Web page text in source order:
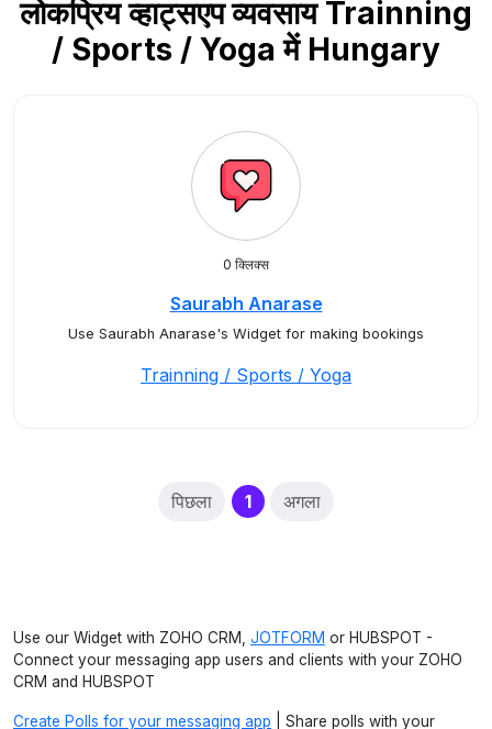
लोकप्रिय व्हाट्सएप व्यवसाय Trainning
/ Sports / Yoga में Hungary
0 क्लिक्स
Saurabh Anarase
Use Saurabh Anarase's Widget for making bookings
Trainning / Sports / Yoga
पिछला 1(current)
अगला
Use our Widget with ZOHO CRM, JOTFORM or HUBSPOT -
Connect your messaging app users and clients with your ZOHO
CRM and HUBSPOT
Create Polls for your messaging app | Share polls with your